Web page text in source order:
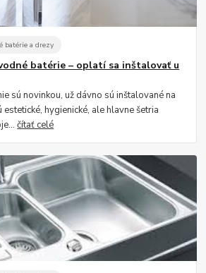
batérie a drezy
batérie – oplatí sa inštalovať u
sú novinkou, už dávno sú inštalované na
estetické, hygienické, ale hlavne šetria
čítať celé